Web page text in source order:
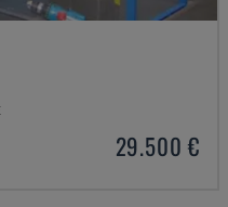
29.500 €